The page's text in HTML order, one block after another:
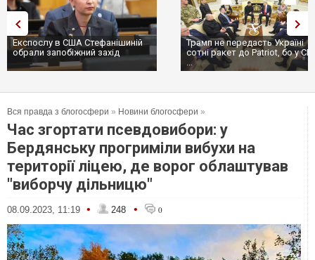
Експослу в США Стефанішиній
обрали запобіжний захід
Трамп не передасть Україні
сотні ракет до Patriot, бо у
...
Вся правда з блогосфери » Новини блогосфери »
Час згортати псевдовибори: у
Бердянську прогриміли вибухи на
території ліцею, де ворог облаштував
"виборчу дільницю"
08.09.2023, 11:19 • 248 • 0